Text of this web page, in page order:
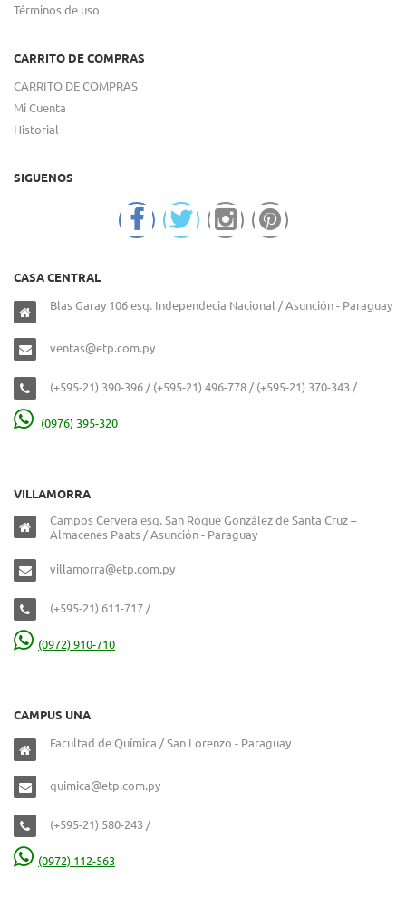
Términos de uso
CARRITO DE COMPRAS
CARRITO DE COMPRAS
Mi Cuenta
Historial
SIGUENOS
CASA CENTRAL
Blas Garay 106 esq. Independecia Nacional / Asunción - Paraguay
ventas@etp.com.py
(+595-21) 390-396 / (+595-21) 496-778 / (+595-21) 370-343 /
(0976) 395-320
VILLAMORRA
Campos Cervera esq. San Roque González de Santa Cruz –
Almacenes Paats / Asunción - Paraguay
villamorra@etp.com.py
(+595-21) 611-717 /
(0972) 910-710
CAMPUS UNA
Facultad de Química / San Lorenzo - Paraguay
quimica@etp.com.py
(+595-21) 580-243 /
(0972) 112-563